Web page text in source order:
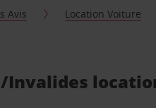
Avis Location Voiture
Invalides